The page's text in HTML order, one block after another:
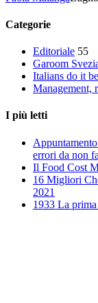
Categorie
Editoriale 55
Garoom
Italians do it
Management,
I più letti
errori da non
Il Food Cost
16 Migliori
2021
1933 La